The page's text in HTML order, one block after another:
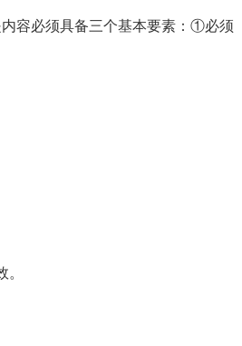
容必须具备三个基本要素：①必须